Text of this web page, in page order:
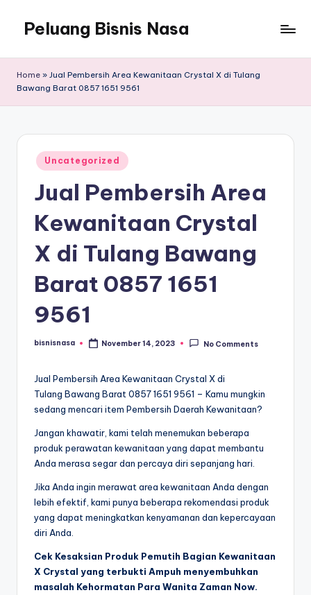
Peluang Bisnis Nasa
Home » Jual Pembersih Area Kewanitaan Crystal X di Tulang
Bawang Barat 0857 1651 9561
Posted
in
Uncategorized
Jual Pembersih Area
Kewanitaan Crystal
X di Tulang Bawang
Barat 0857 1651
9561
Posted
bisnisnasa November 14, 2023 No Comments
Jual Pembersih Area Kewanitaan Crystal X di
Tulang Bawang Barat 0857 1651 9561 – Kamu mungkin
sedang mencari item Pembersih Daerah Kewanitaan?
Jangan khawatir, kami telah menemukan beberapa
produk perawatan kewanitaan yang dapat membantu
Anda merasa segar dan percaya diri sepanjang hari.
Jika Anda ingin merawat area kewanitaan Anda dengan
lebih efektif, kami punya beberapa rekomendasi produk
yang dapat meningkatkan kenyamanan dan kepercayaan
diri Anda.
Cek Kesaksian Produk Pemutih Bagian Kewanitaan
X Crystal yang terbukti Ampuh menyembuhkan
masalah Kehormatan Para Wanita Zaman Now.